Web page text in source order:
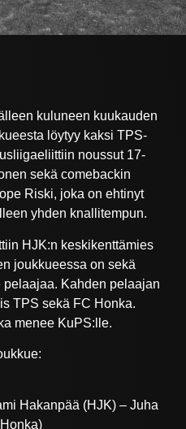
kuluneen kuukauden
löytyy kaksi TPS-
noussut 17-
sekä comebackin
Riski, joka on ehtinyt
yhden knallitempun.
HJK:n keskikenttämies
joukkueessa on sekä
pelaajaa. Kahden pelaajan
TPS sekä FC Honka.
menee KuPS:lle.
Hakanpää (HJK) – Juha